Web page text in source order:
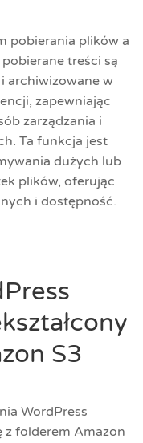
pobierania plików a
treści są
archiwizowane w
zapewniając
zarządzania i
Ta funkcja jest
dużych lub
plików, oferując
i dostępność.
S3
WordPress
folderem Amazon